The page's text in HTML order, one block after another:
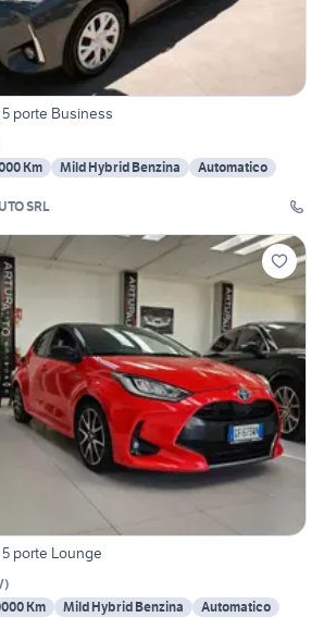
5 porte Business
Km Mild Hybrid Benzina
Automatico
SRL
5 porte Lounge
)
Km Mild Hybrid Benzina
Automatico